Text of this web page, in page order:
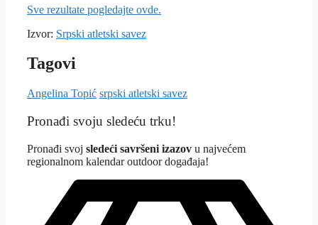
Sve rezultate pogledajte ovde.
Izvor: Srpski atletski savez
Tagovi
Angelina Topić srpski atletski savez
Pronađi svoju sledeću trku!
Pronađi svoj sledeći savršeni izazov u najvećem
regionalnom kalendar outdoor događaja!